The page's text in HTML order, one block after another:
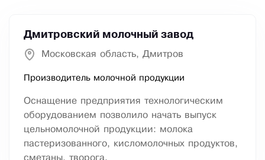
Дмитровский молочный завод
Московская область, Дмитров
Производитель молочной продукции
Оснащение предприятия технологическим
оборудованием позволило начать выпуск
цельномолочной продукции: молока
пастеризованного, кисломолочных продуктов,
сметаны, творога.